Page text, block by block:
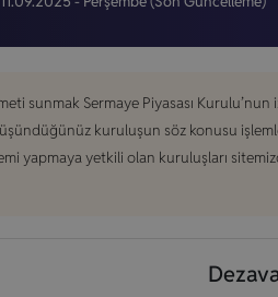
sunmak Sermaye Piyasası
kuruluşun söz konusu
yapmaya yetkili olan kuruluşları